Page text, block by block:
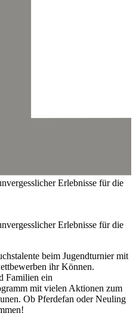
Erlebnisse für die
Erlebnisse für die
beim Jugendturnier mit
ihr Können.
Familien ein
mit vielen Aktionen zum
Ob Pferdefan oder Neuling